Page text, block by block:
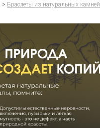
> Браслеты из натуральных камней